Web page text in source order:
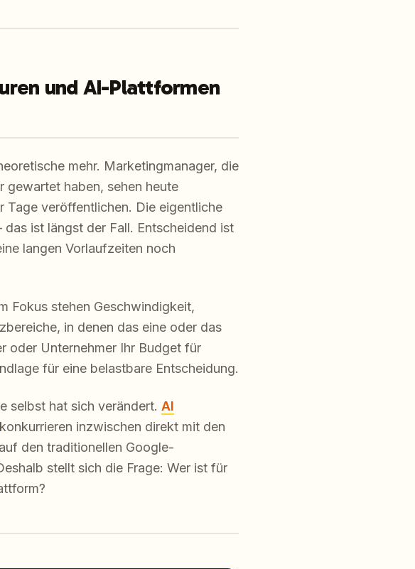
und AI-Plattformen
mehr. Marketingmanager, die
gewartet haben, sehen heute
Tage veröffentlichen. Die eigentliche
das ist längst der Fall. Entscheidend ist
langen Vorlaufzeiten noch
Fokus stehen Geschwindigkeit,
in denen das eine oder das
oder Unternehmer Ihr Budget für
für eine belastbare Entscheidung.
selbst hat sich verändert. AI
konkurrieren inzwischen direkt mit den
den traditionellen Google-
stellt sich die Frage: Wer ist für